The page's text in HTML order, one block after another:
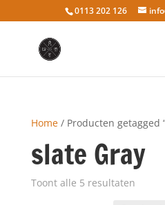
0113 202 126
Home/ Producten getagged
slate Gray
Toont alle 5 resultaten